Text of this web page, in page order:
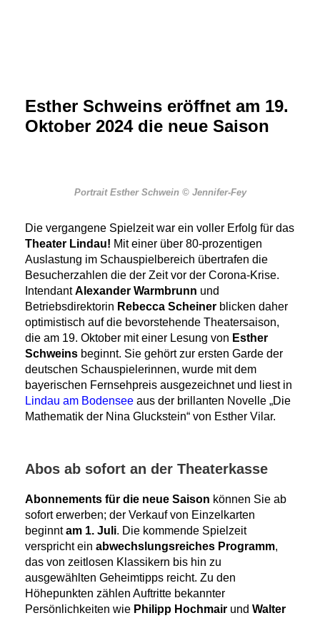
Esther Schweins eröffnet am 19.
Oktober 2024 die neue Saison
Portrait Esther Schwein © Jennifer-Fey
Die vergangene Spielzeit war ein voller Erfolg für das
Theater Lindau! Mit einer über 80-prozentigen
Auslastung im Schauspielbereich übertrafen die
Besucherzahlen die der Zeit vor der Corona-Krise.
IntendantAlexander Warmbrunn und
Betriebsdirektorin Rebecca Scheiner blicken daher
optimistisch auf die bevorstehende Theatersaison,
die am 19. Oktober mit einer Lesung von Esther
Schweins beginnt. Sie gehört zur ersten Garde der
deutschen Schauspielerinnen, wurde mit dem
bayerischen Fernsehpreis ausgezeichnet und liest in
Lindau am Bodensee aus der brillanten Novelle „Die
Mathematik der Nina Gluckstein“ von Esther Vilar.
Abos ab sofort an der Theaterkasse
Abonnements für die neue Saison können Sie ab
sofort erwerben; der Verkauf von Einzelkarten
beginntam 1. Juli. Die kommende Spielzeit
verspricht ein abwechslungsreiches Programm,
das von zeitlosen Klassikern bis hin zu
ausgewählten Geheimtipps reicht. Zu den
Höhepunkten zählen Auftritte bekannter
Persönlichkeiten wie Philipp Hochmair und Walter